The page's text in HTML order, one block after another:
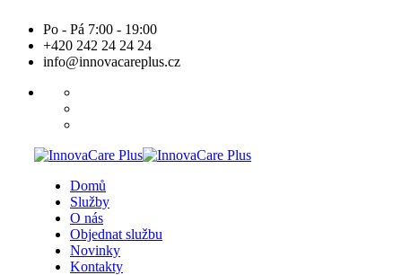
content
Po - Pá 7:00 - 19:00
+420 242 24 24 24
info@innovacareplus.cz
Domů
Služby
O nás
Objednat službu
Novinky
Kontakty